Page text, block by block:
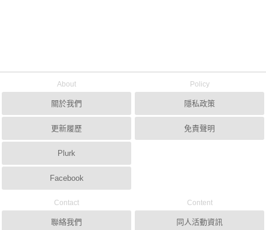
About
關於我們
更新履歷
Plurk
Facebook
Policy
隱私政策
免責聲明
Contact
聯絡我們
Content
同人活動資訊